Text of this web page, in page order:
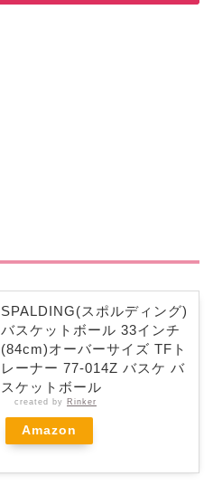
SPALDING(スポルディング)
バスケットボール 33インチ
(84cm)オーバーサイズ TFト
レーナー 77-014Z バスケ バ
スケットボール
created by Rinker
Amazon